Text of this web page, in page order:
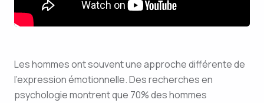
Les hommes ont souvent une approche différente de
l’expression émotionnelle. Des recherches en
psychologie montrent que 70% des hommes